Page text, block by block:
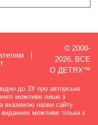
© 2008-
2026, ВСЕ
О ДЕТЯХ™
до ЗУ про авторське
можливе лише з
вказівкою назви сайту.
виданнях можливе тільки з